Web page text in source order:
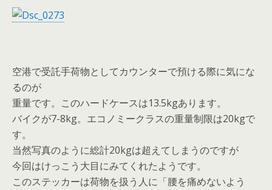
空港で受託手荷物としてカウンターで預ける際に気にな
るのが
重量です。このハードケースは13.5kgあります。
バイクが7-8kg。エコノミークラスの重量制限は20kgで
す。
当然写真のように総計20kgは超えてしまうのですが
今回はけっこう大目にみてくれたようです。
このステッカーは荷物を扱う人に「腰を痛めないよう